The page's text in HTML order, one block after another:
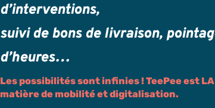
d’interventions,
suivi de bons de livraison,
d’heures…
Les possibilités sont infinies ! TeePee est
matière de mobilité et digitalisation.